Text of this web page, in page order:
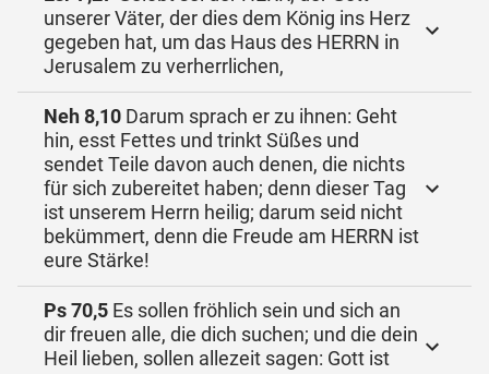
unserer Väter, der dies dem König ins Herz
gegeben hat, um das Haus des HERRN in
Jerusalem zu verherrlichen,
Neh 8,10 Darum sprach er zu ihnen: Geht
hin, esst Fettes und trinkt Süßes und
sendet Teile davon auch denen, die nichts
für sich zubereitet haben; denn dieser Tag
ist unserem Herrn heilig; darum seid nicht
bekümmert, denn die Freude am HERRN ist
eure Stärke!
Ps 70,5 Es sollen fröhlich sein und sich an
dir freuen alle, die dich suchen; und die dein
Heil lieben, sollen allezeit sagen: Gott ist